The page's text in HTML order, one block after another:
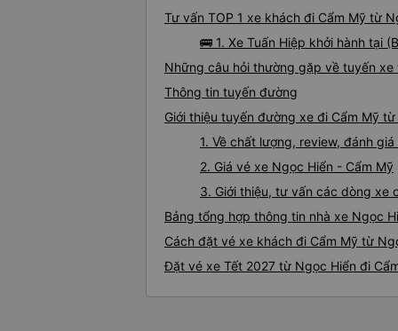
Tư vấn TOP 1 xe khách đi Cẩm Mỹ từ
🚌 1. Xe Tuấn Hiệp khởi hành tại
Những câu hỏi thường gặp về tuyến xe
Thông tin tuyến đường
Giới thiệu tuyến đường xe đi Cẩm Mỹ
1. Về chất lượng, review, đánh
2. Giá vé xe Ngọc Hiển - Cẩm Mỹ
3. Giới thiệu, tư vấn các dòng xe
Bảng tổng hợp thông tin nhà xe Ngọc
Cách đặt vé xe khách đi Cẩm Mỹ từ
Đặt vé xe Tết 2027 từ Ngọc Hiển đi